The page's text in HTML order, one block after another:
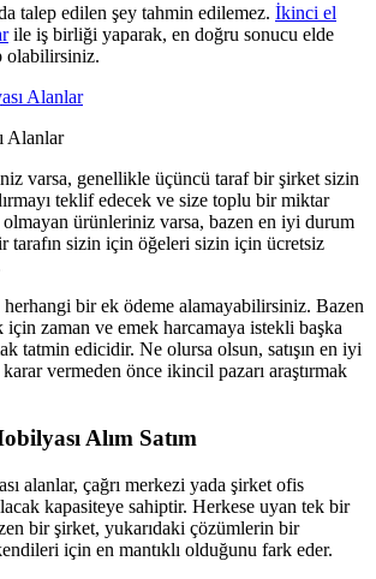
talep edilen şey tahmin edilemez. İkinci el
ile iş birliği yaparak, en doğru sonucu elde
olabilirsiniz.
Alanlar
varsa, genellikle üçüncü taraf bir şirket sizin
teklif edecek ve size toplu bir miktar
ürünleriniz varsa, bazen en iyi durum
tarafın sizin için öğeleri sizin için ücretsiz
bir ek ödeme alamayabilirsiniz. Bazen
için zaman ve emek harcamaya istekli başka
tatmin edicidir. Ne olursa olsun, satışın en iyi
vermeden önce ikincil pazarı araştırmak
Alım Satım
alanlar, çağrı merkezi yada şirket ofis
kapasiteye sahiptir. Herkese uyan tek bir
bir şirket, yukarıdaki çözümlerin bir
için en mantıklı olduğunu fark eder.